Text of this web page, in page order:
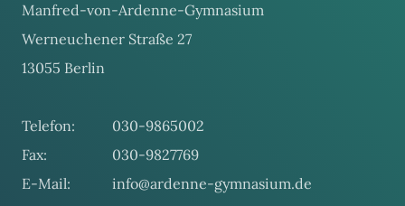
Manfred-von-Ardenne-Gymnasium
Werneuchener Straße 27
13055 Berlin
Telefon:
030-9865002
Fax:
030-9827769
E-Mail:
info@ardenne-gymnasium.de